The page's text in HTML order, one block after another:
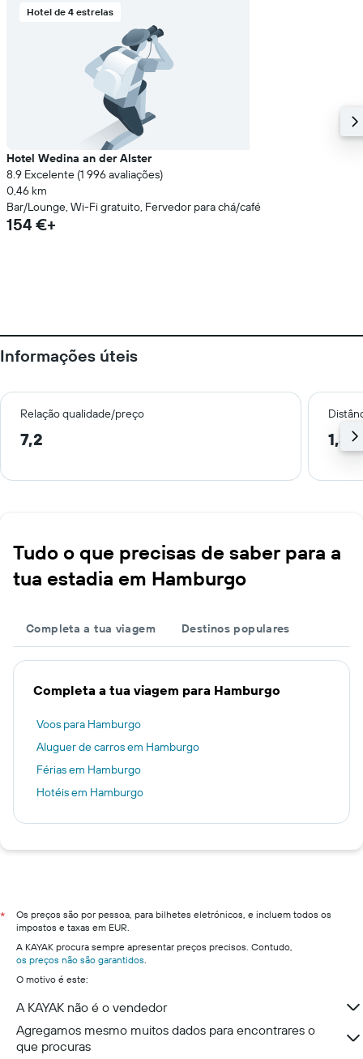
Hotel de 4 estrelas
Hotel Wedina an der Alster
8.9 Excelente (1 996 avaliações)
0,46 km
Bar/Lounge, Wi-Fi gratuito, Fervedor para chá/café
154 €+
Informações úteis
Relação qualidade/preço
7,2 1,3
Tudo o que precisas de saber para a
tua estadia em Hamburgo
Completa a tua viagem Destinos populares
Completa a tua viagem para Hamburgo
Voos para Hamburgo
Aluguer de carros em Hamburgo
Férias em Hamburgo
Hotéis em Hamburgo
*
Os preços são por pessoa, para bilhetes eletrónicos, e incluem todos os
impostos e taxas em EUR.
A KAYAK procura sempre apresentar preços precisos. Contudo,
os preços não são garantidos.
O motivo é este:
A KAYAK não é o vendedor
Agregamos mesmo muitos dados para encontrares o
que procuras